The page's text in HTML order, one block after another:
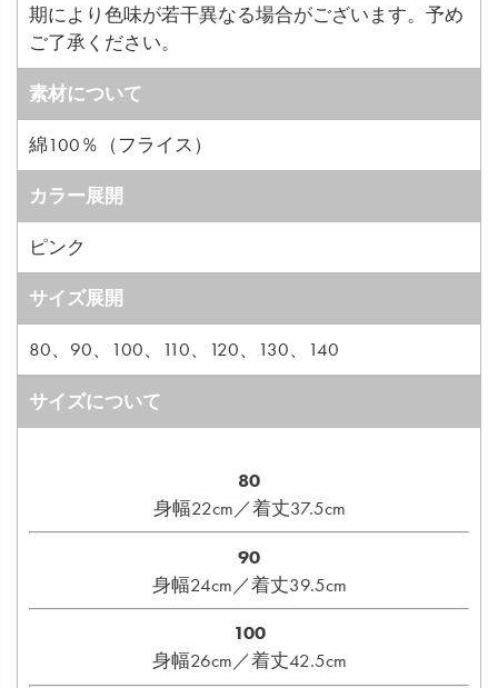
期により色味が若干異なる場合がございます。予め
ご了承ください。
素材について
綿100％（フライス）
カラー展開
ピンク
サイズ展開
80、90、100、110、120、130、140
サイズについて
80
身幅22cm／着丈37.5cm
90
身幅24cm／着丈39.5cm
100
身幅26cm／着丈42.5cm